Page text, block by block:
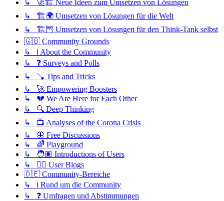
↳ 🚀🏗️ Neue Ideen zum Umsetzen von Lösungen
↳ 🏗️🌍 Umsetzen von Lösungen für die Welt
↳ 🏗️🦉 Umsetzen von Lösungen für den Think-Tank selbst
🇬🇧 Community Grounds
↳ ℹ️ About the Community
↳ ❓ Surveys and Polls
↳ 🪠 Tips and Tricks
↳ 🚀 Empowering Boosters
↳ 💔 We Are Here for Each Other
↳ 🔍 Deep Thinking
↳ 📺 Analyses of the Corona Crisis
↳ 🦋 Free Discussions
↳ 🌈 Playground
↳ 🧑🏽 Introductions of Users
↳ ✍🏽 User Blogs
🇩🇪 Community-Bereiche
↳ ℹ️ Rund um die Community
↳ ❓ Umfragen und Abstimmungen